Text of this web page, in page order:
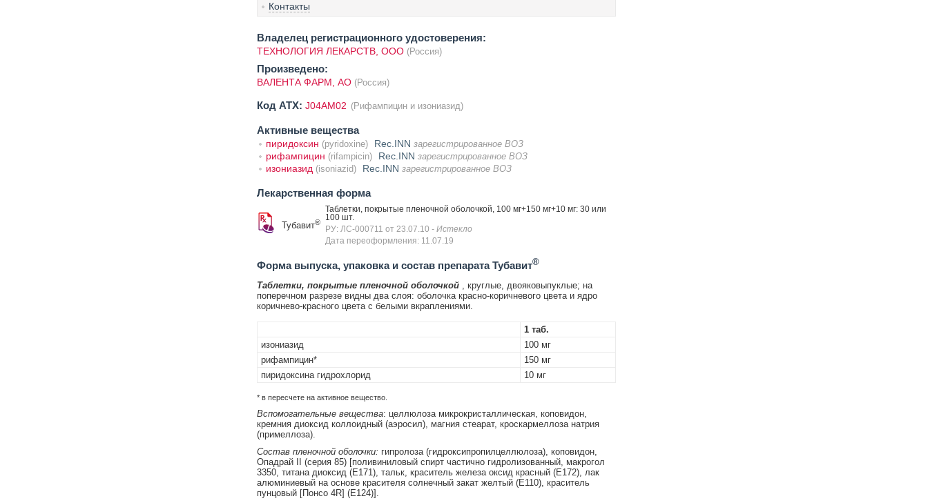
Контакты
Владелец регистрационного удостоверения:
ТЕХНОЛОГИЯ ЛЕКАРСТВ, ООО (Россия)
Произведено:
ВАЛЕНТА ФАРМ, АО (Россия)
Код ATX: J04AM02 (Рифампицин и изониазид)
Активные вещества
пиридоксин (pyridoxine) Rec.INN зарегистрированное ВОЗ
рифампицин (rifampicin) Rec.INN зарегистрированное ВОЗ
изониазид (isoniazid) Rec.INN зарегистрированное ВОЗ
Лекарственная форма
Тубавит®
Таблетки, покрытые пленочной оболочкой, 100 мг+150 мг+10 мг: 30 или
100 шт.
РУ: ЛС-000711 от 23.07.10 - Истекло
Дата переоформления: 11.07.19
Форма выпуска, упаковка и состав препарата Тубавит®
Таблетки, покрытые пленочной оболочкой, круглые, двояковыпуклые; на
поперечном разрезе видны два слоя: оболочка красно-коричневого цвета и ядро
коричнево-красного цвета с белыми вкраплениями.
1 таб.
изониазид
100 мг
рифампицин*
150 мг
пиридоксина гидрохлорид
10 мг
* в пересчете на активное вещество.
Вспомогательные вещества: целлюлоза микрокристаллическая, коповидон,
кремния диоксид коллоидный (аэросил), магния стеарат, кроскармеллоза натрия
(примеллоза).
Состав пленочной оболочки: гипролоза (гидроксипропилцеллюлоза), коповидон,
Опадрай II (серия 85) [поливиниловый спирт частично гидролизованный, макрогол
3350, титана диоксид (E171), тальк, краситель железа оксид красный (E172), лак
алюминиевый на основе красителя солнечный закат желтый (E110), краситель
пунцовый [Понсо 4R] (E124)].